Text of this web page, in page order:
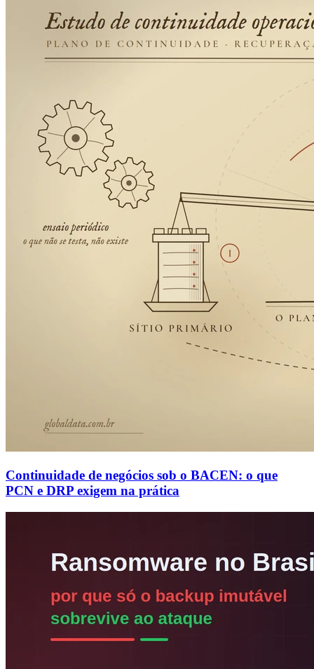
Continuidade de negócios sob o BACEN: o que
PCN e DRP exigem na prática